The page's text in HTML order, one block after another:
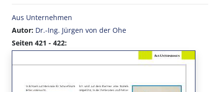
Aus Unternehmen
Autor: Dr.-Ing. Jürgen von der Ohe
Seiten 421 - 422: